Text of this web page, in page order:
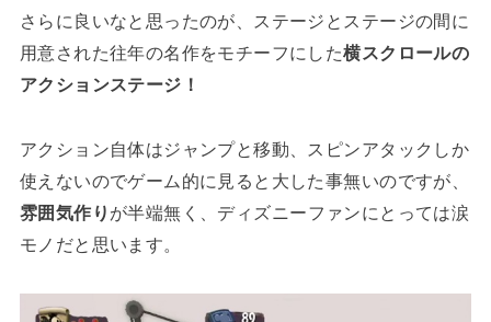
さらに良いなと思ったのが、ステージとステージの間に
用意された往年の名作をモチーフにした横スクロールの
アクションステージ！
アクション自体はジャンプと移動、スピンアタックしか
使えないのでゲーム的に見ると大した事無いのですが、
雰囲気作り が半端無く、ディズニーファンにとっては涙
モノだと思います。